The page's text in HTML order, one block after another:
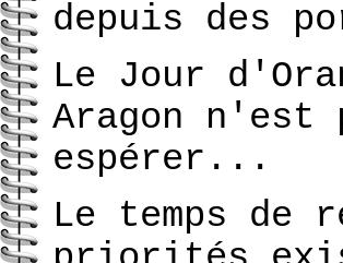
depuis des
Le Jour
Aragon
espérer...
Le temps de